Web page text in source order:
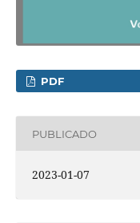
PDF
PUBLICADO
2023-01-07